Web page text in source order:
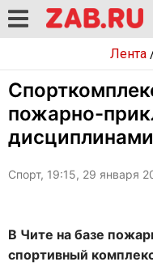
Лента
пожарно-
Спорт, 19:15, 29 января
В Чите на базе
спортивный